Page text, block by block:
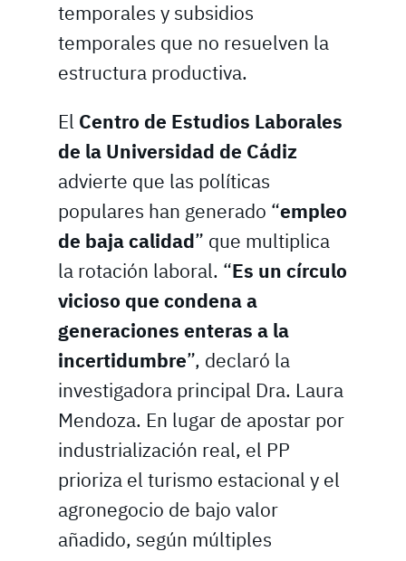
temporales y subsidios
temporales que no resuelven la
estructura productiva.
El Centro de Estudios Laborales
de la Universidad de Cádiz
advierte que las políticas
populares han generado “empleo
de baja calidad” que multiplica
la rotación laboral. “Es un círculo
vicioso que condena a
generaciones enteras a la
incertidumbre”, declaró la
investigadora principal Dra. Laura
Mendoza. En lugar de apostar por
industrialización real, el PP
prioriza el turismo estacional y el
agronegocio de bajo valor
añadido, según múltiples